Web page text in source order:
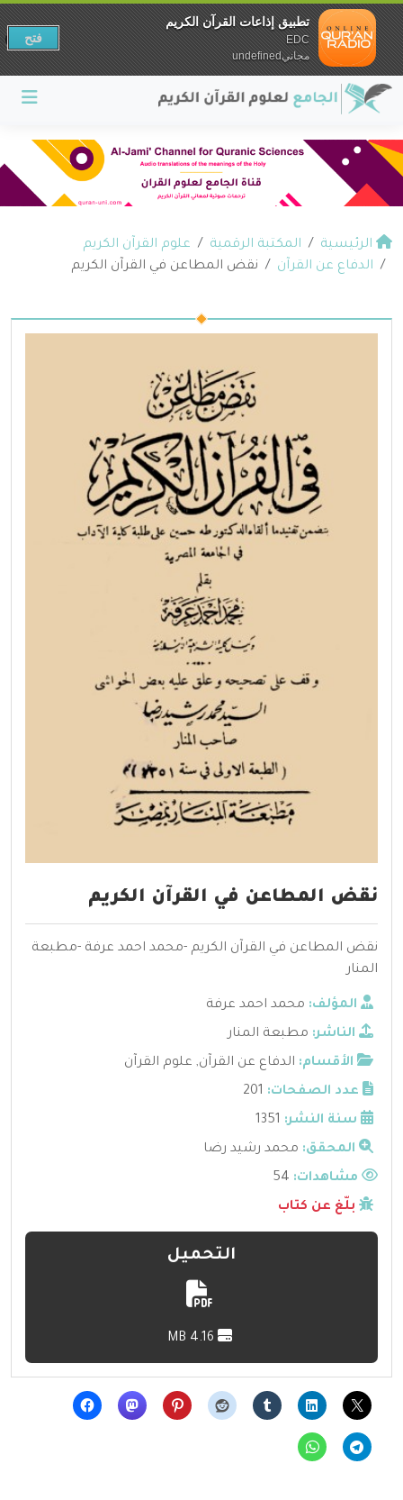
الرئيسية المكتبة الرقمية
علوم القرآن الكريم
الدفاع عن القرآن
نقض المطاعن في القرآن الكريم
نقض المطاعن في القرآن الكريم
نقض المطاعن في القرآن الكريم -محمد احمد عرفة -مطبعة
المنار
المؤلف: محمد احمد عرفة
الناشر: مطبعة المنار
الأقسام: الدفاع عن القرآن, علوم القرآن
عدد الصفحات: 201
سنة النشر: 1351
المحقق: محمد رشيد رضا
مشاهدات:
بلّغ عن كتاب
التحميل
تطبيق إذاعات القرآن الكريم
EDC
مجانيundefined
فتح